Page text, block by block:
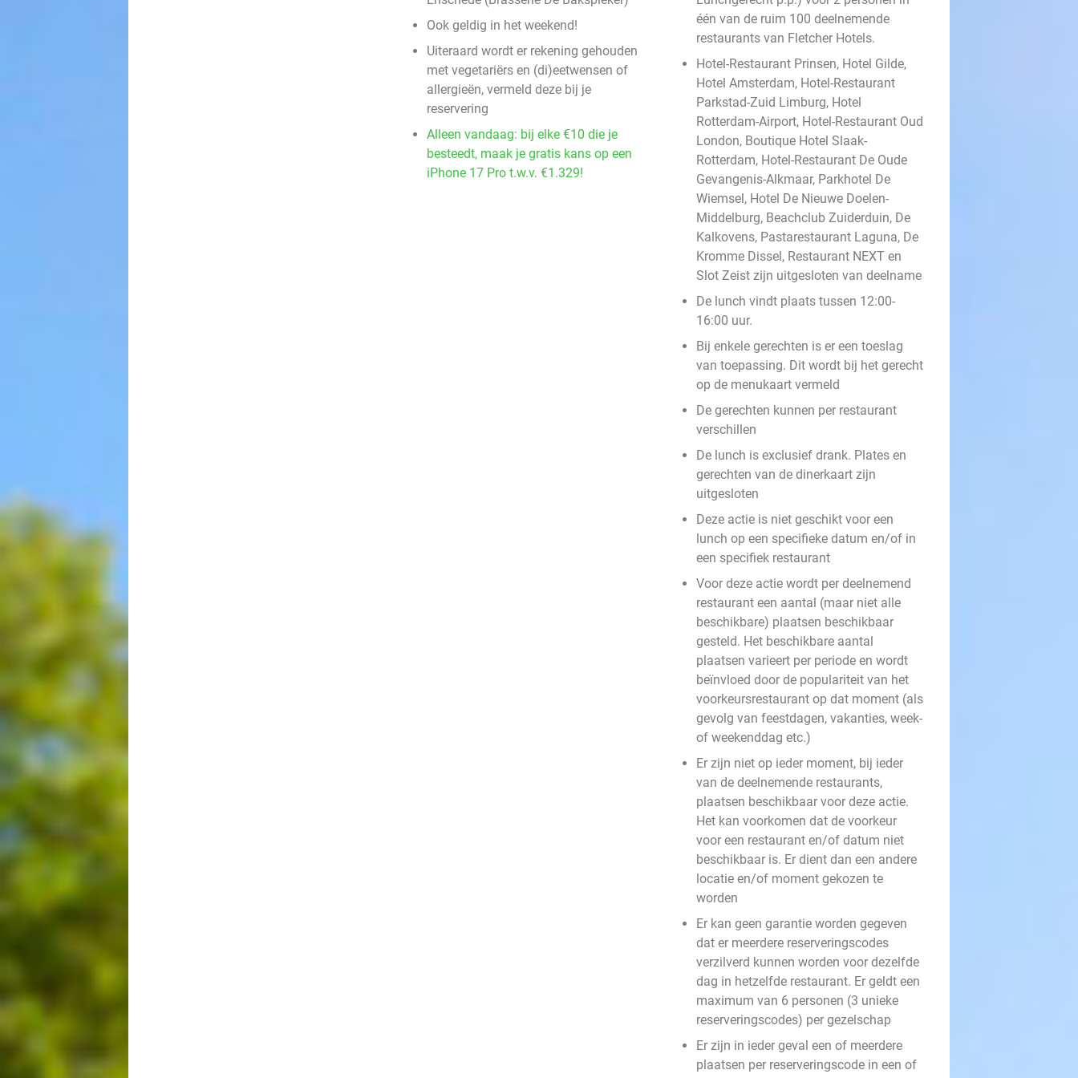
Ook geldig in het weekend!
Uiteraard wordt er rekening gehouden
met vegetariërs en (di)eetwensen of
allergieën, vermeld deze bij je
reservering
Alleen vandaag: bij elke €10 die je
besteedt, maak je gratis kans op een
iPhone 17 Pro t.w.v. €1.329!
één van de ruim 100 deelnemende
restaurants van Fletcher Hotels.
Hotel-Restaurant Prinsen, Hotel Gilde,
Hotel Amsterdam, Hotel-Restaurant
Parkstad-Zuid Limburg, Hotel
Rotterdam-Airport, Hotel-Restaurant Oud
London, Boutique Hotel Slaak-
Rotterdam, Hotel-Restaurant De Oude
Gevangenis-Alkmaar, Parkhotel De
Wiemsel, Hotel De Nieuwe Doelen-
Middelburg, Beachclub Zuiderduin, De
Kalkovens, Pastarestaurant Laguna, De
Kromme Dissel, Restaurant NEXT en
Slot Zeist zijn uitgesloten van deelname
De lunch vindt plaats tussen 12:00-
16:00 uur.
Bij enkele gerechten is er een toeslag
van toepassing. Dit wordt bij het gerecht
op de menukaart vermeld
De gerechten kunnen per restaurant
verschillen
De lunch is exclusief drank. Plates en
gerechten van de dinerkaart zijn
uitgesloten
Deze actie is niet geschikt voor een
lunch op een specifieke datum en/of in
een specifiek restaurant
Voor deze actie wordt per deelnemend
restaurant een aantal (maar niet alle
beschikbare) plaatsen beschikbaar
gesteld. Het beschikbare aantal
plaatsen varieert per periode en wordt
beïnvloed door de populariteit van het
voorkeursrestaurant op dat moment (als
gevolg van feestdagen, vakanties, week-
of weekenddag etc.)
Er zijn niet op ieder moment, bij ieder
van de deelnemende restaurants,
plaatsen beschikbaar voor deze actie.
Het kan voorkomen dat de voorkeur
voor een restaurant en/of datum niet
beschikbaar is. Er dient dan een andere
locatie en/of moment gekozen te
worden
Er kan geen garantie worden gegeven
dat er meerdere reserveringscodes
verzilverd kunnen worden voor dezelfde
dag in hetzelfde restaurant. Er geldt een
maximum van 6 personen (3 unieke
reserveringscodes) per gezelschap
Er zijn in ieder geval een of meerdere
plaatsen per reserveringscode in een of